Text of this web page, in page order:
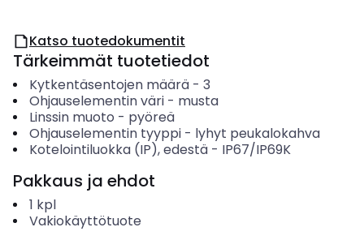
Katso tuotedokumentit
Tärkeimmät tuotetiedot
Kytkentäsentojen määrä- 3
Ohjauselementin väri- musta
Linssin muoto - pyöreä
Ohjauselementin tyyppi- lyhyt peukalokahva
Kotelointiluokka (IP), edestä- IP67/IP69K
Pakkaus ja ehdot
1 kpl
Vakiokäyttötuote